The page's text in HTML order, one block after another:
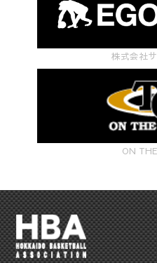
株式会社
ON